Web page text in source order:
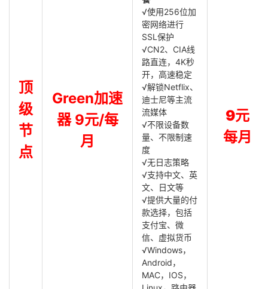
顶
级
节
点
Green加速
器 9元/每
月
√使用256位加
密网络进行
SSL保护
√CN2、CIA线
路直连，4K秒
开，高速稳定
√解锁Netflix、
迪士尼等主流
流媒体
√不限设备数
量、不限制速
度
√无日志策略
√支持中文、英
文、日文等
√提供大量的付
款选择，包括
支付宝、微
信、虚拟货币
√Windows，
Android，
MAC，IOS，
9元
每月